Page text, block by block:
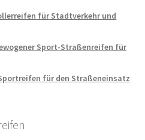
für Stadtverkehr und
Sport-Straßenreifen für
Sportreifen für den Straßeneinsatz